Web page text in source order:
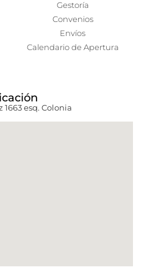
Gestoría
Convenios
Envíos
Calendario de Apertura
1663 esq. Colonia